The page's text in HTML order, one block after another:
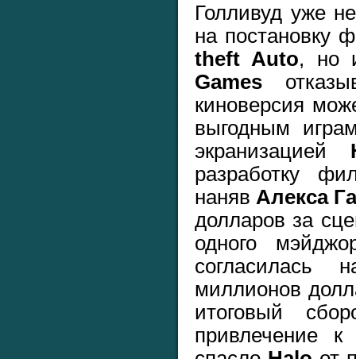
Голливуд уже
на постановку
theft Auto, но
Games
киноверсия
выгодным
экранизацией
разработку
наняв Алекса
долларов за
одного
миллионов
итоговый
привлечение